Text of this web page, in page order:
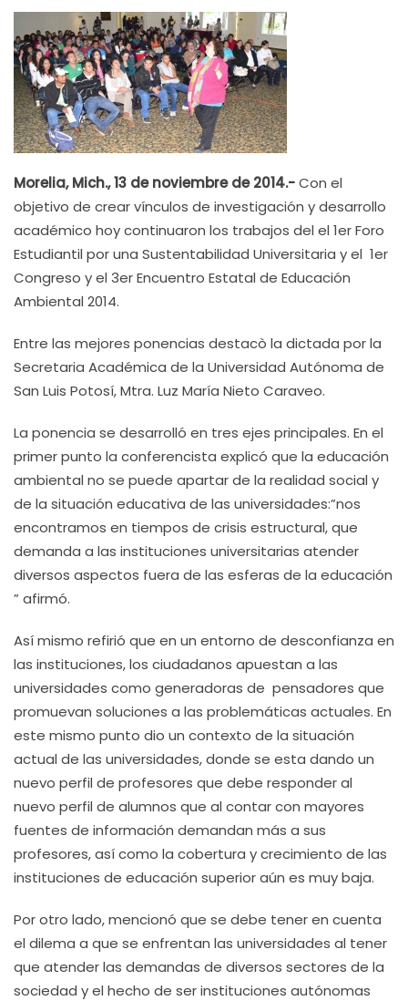
Morelia, Mich., 13 de noviembre de 2014.-Con el
objetivo de crear vínculos de investigación y desarrollo
académico hoy continuaron los trabajos del el 1er Foro
Estudiantil por una Sustentabilidad Universitaria y el 1er
Congreso y el 3er Encuentro Estatal de Educación
Ambiental 2014.
Entre las mejores ponencias destacò la dictada por la
Secretaria Académica de la Universidad Autónoma de
San Luis Potosí, Mtra. Luz María Nieto Caraveo.
La ponencia se desarrolló en tres ejes principales. En el
primer punto la conferencista explicó que la educación
ambiental no se puede apartar de la realidad social y
de la situación educativa de las universidades:”nos
encontramos en tiempos de crisis estructural, que
demanda a las instituciones universitarias atender
diversos aspectos fuera de las esferas de la educación
” afirmó.
Así mismo refirió que en un entorno de desconfianza en
las instituciones, los ciudadanos apuestan a las
universidades como generadoras de pensadores que
promuevan soluciones a las problemáticas actuales. En
este mismo punto dio un contexto de la situación
actual de las universidades, donde se esta dando un
nuevo perfil de profesores que debe responder al
nuevo perfil de alumnos que al contar con mayores
fuentes de información demandan más a sus
profesores, así como la cobertura y crecimiento de las
instituciones de educación superior aún es muy baja.
Por otro lado, mencionó que se debe tener en cuenta
el dilema a que se enfrentan las universidades al tener
que atender las demandas de diversos sectores de la
sociedad y el hecho de ser instituciones autónomas